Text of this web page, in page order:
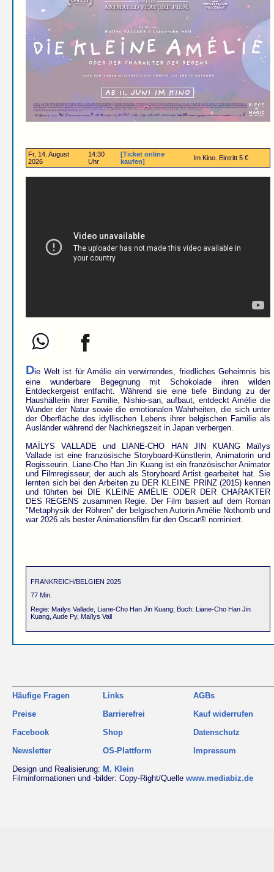
Fr, 14. August
2026
14:30
Uhr
[Ticket online
kaufen]
Im Kino. Eintritt 5 €
Die Welt ist für Amélie ein verwirrendes, friedliches Geheimnis bis
eine wunderbare Begegnung mit Schokolade ihren wilden
Entdeckergeist entfacht. Während sie eine tiefe Bindung zu der
Haushälterin ihrer Familie, Nishio-san, aufbaut, entdeckt Amélie die
Wunder der Natur sowie die emotionalen Wahrheiten, die sich unter
der Oberfläche des idyllischen Lebens ihrer belgischen Familie als
Ausländer während der Nachkriegszeit in Japan verbergen.
MAÏLYS VALLADE und LIANE-CHO HAN JIN KUANG Maïlys
Vallade ist eine französische Storyboard-Künstlerin, Animatorin und
Regisseurin. Liane-Cho Han Jin Kuang ist ein französischer Animator
und Filmregisseur, der auch als Storyboard Artist gearbeitet hat. Sie
lernten sich bei den Arbeiten zu DER KLEINE PRINZ (2015) kennen
und führten bei DIE KLEINE AMÉLIE ODER DER CHARAKTER
DES REGENS zusammen Regie. Der Film basiert auf dem Roman
"Metaphysik der Röhren" der belgischen Autorin Amélie Nothomb und
war 2026 als bester Animationsfilm für den Oscar® nominiert.
FRANKREICH/BELGIEN 2025
77 Min.
Regie: Maïlys Vallade, Liane-Cho Han Jin Kuang; Buch: Liane-Cho Han Jin
Kuang, Aude Py, Maïlys Vall
Häufige Fragen
Preise
Facebook
Newsletter
Links
Barrierefrei
Shop
OS-Plattform
AGBs
Kauf widerrufen
Datenschutz
Impressum
Design und Realisierung: M. Klein
Filminformationen und -bilder: Copy-Right/Quelle www.mediabiz.de